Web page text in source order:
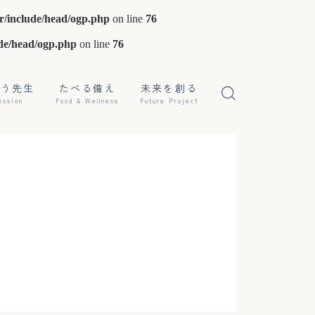
include/head/ogp.php on line 76
head/ogp.php on line 76
先生 たべる備え
Food & Wellness
未来を創る
Future Project